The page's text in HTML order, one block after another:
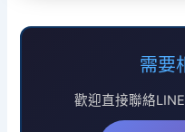
需要
歡迎直接聯絡